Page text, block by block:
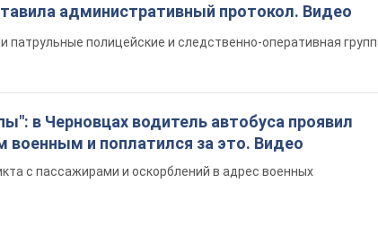
административный протокол. Видео
патрульные полицейские и следственно-оперативная
в Черновцах водитель автобуса проявил
военным и поплатился за это. Видео
с пассажирами и оскорблений в адрес военных